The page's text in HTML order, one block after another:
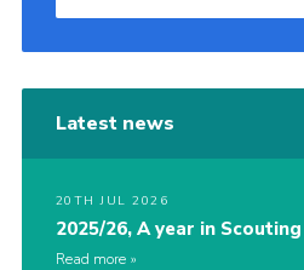
Latest news
20TH JUL 2026
2025/26, A year in
Read more